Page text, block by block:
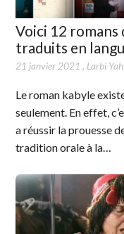
Voici 12
traduits en
21 janvier 2021 , Larbi
Le roman kabyle
seulement. En effet,
a réussir la prouesse
tradition orale à la…